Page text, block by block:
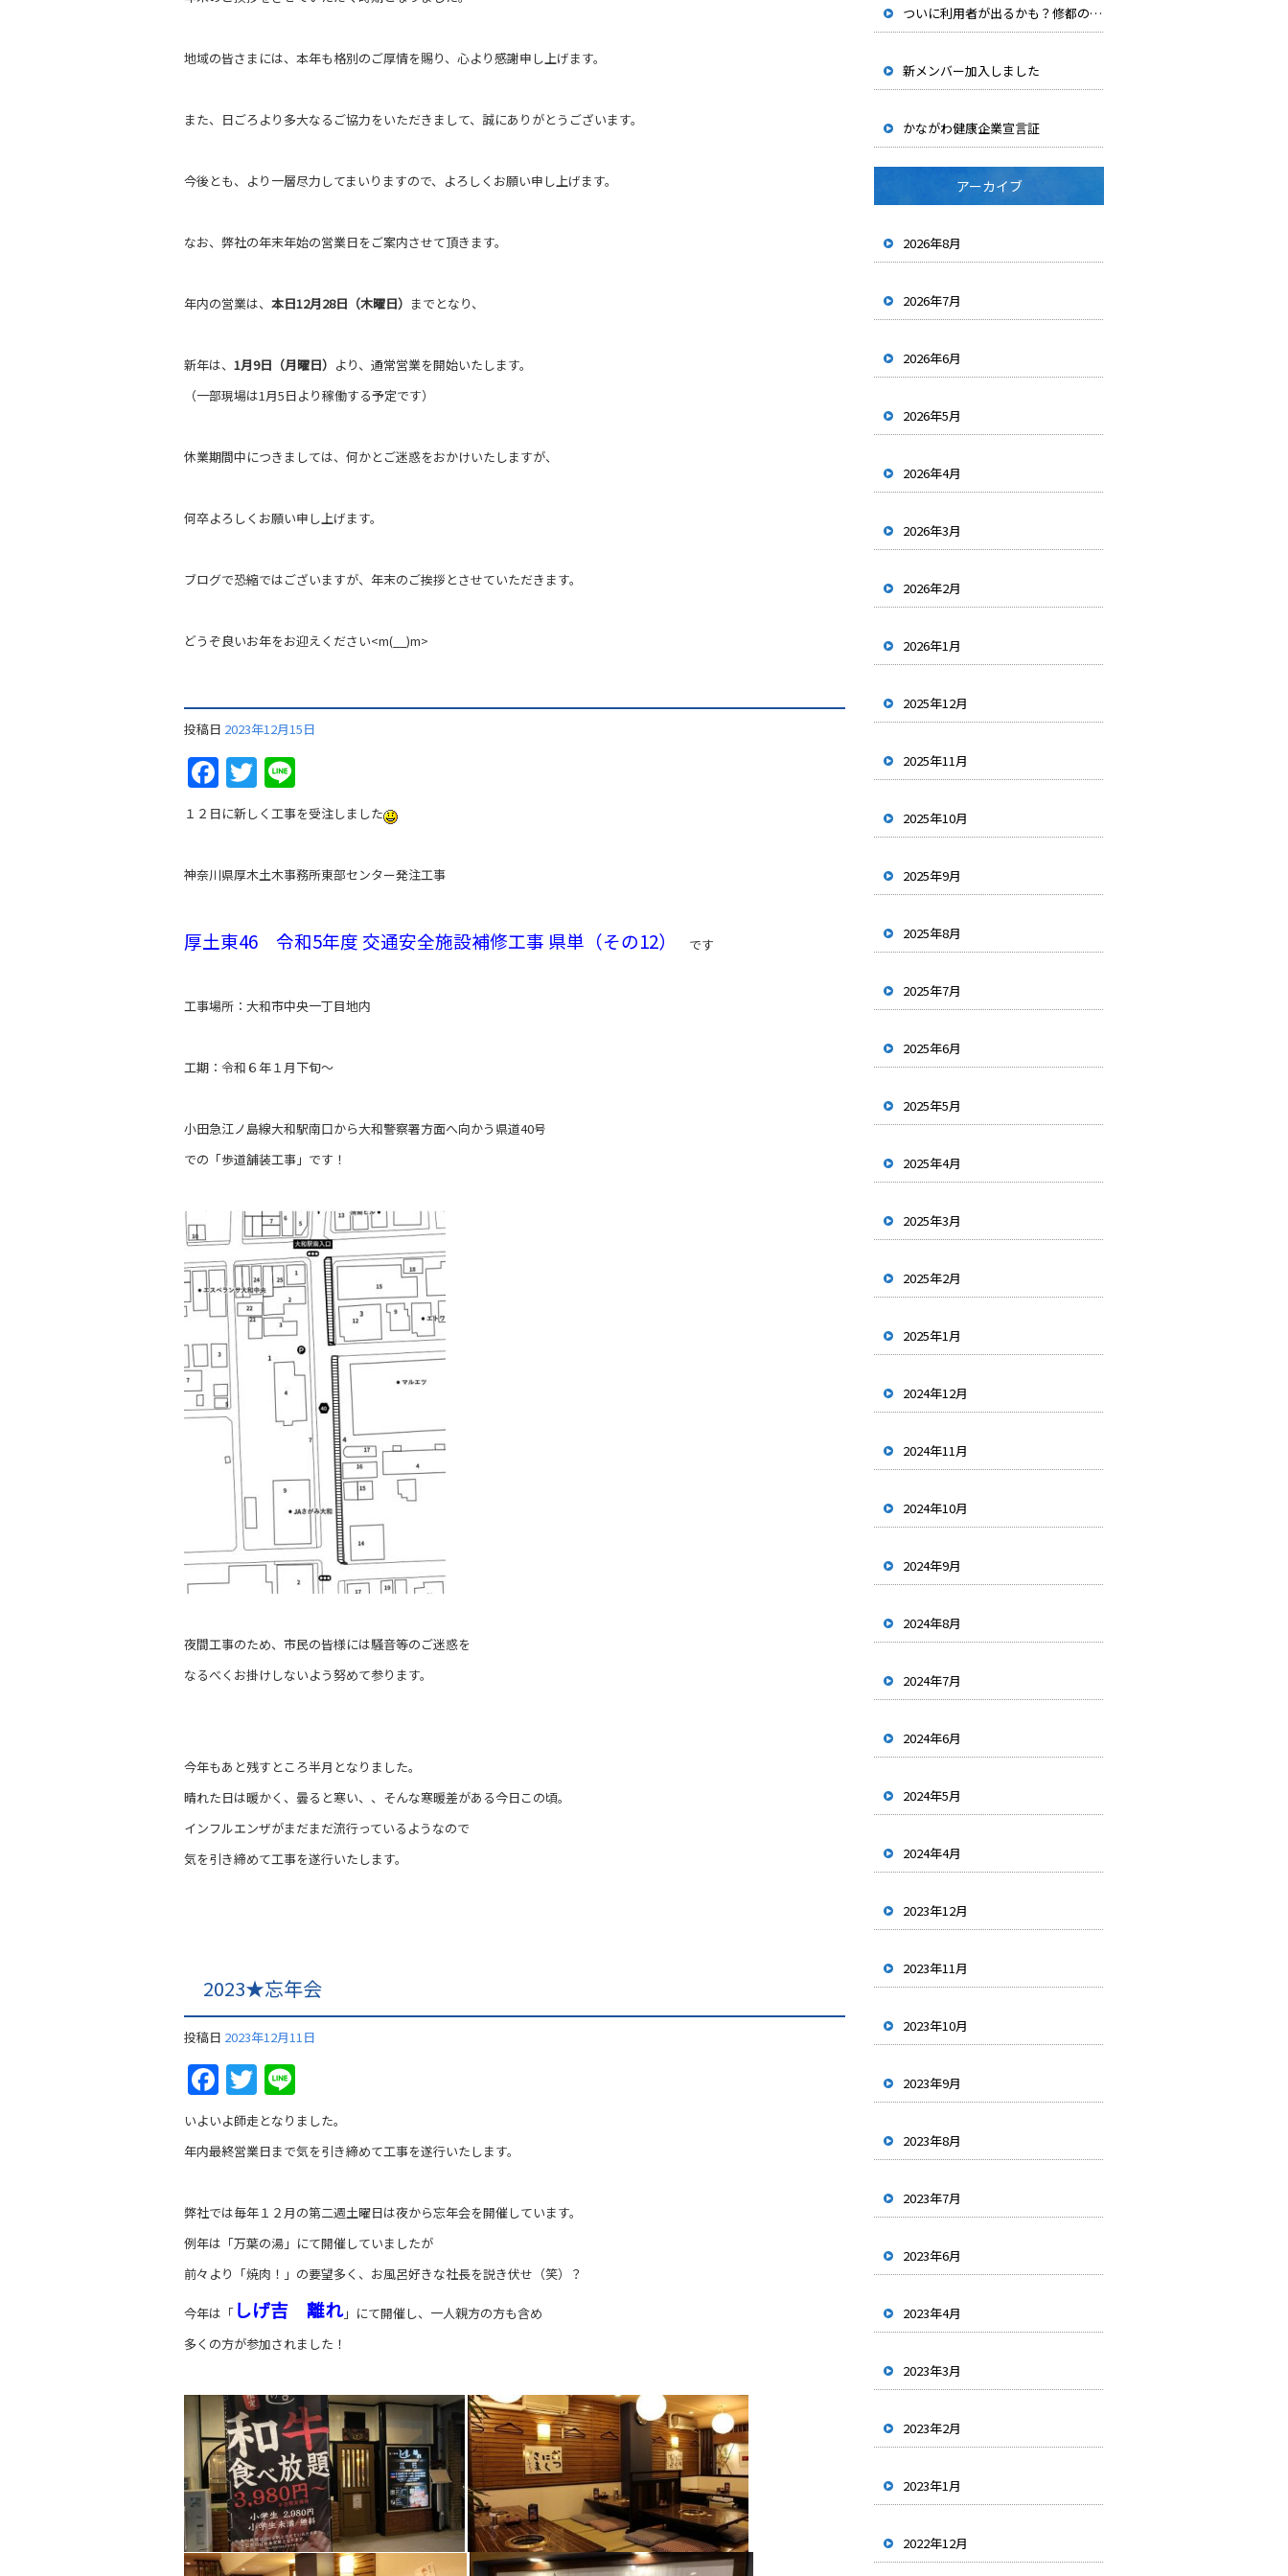
地域の皆さまには、本年も格別のご厚情を賜り、心より感謝申し上げます。
また、日ごろより多大なるご協力をいただきまして、誠にありがとうございます。
今後とも、より一層尽力してまいりますので、よろしくお願い申し上げます。
なお、弊社の年末年始の営業日をご案内させて頂きます。
年内の営業は、 本日12月28日（木曜日） までとなり、
新年は、 1月9日（月曜日） より、通常営業を開始いたします。
（一部現場は1月5日より稼働する予定です）
休業期間中につきましては、何かとご迷惑をおかけいたしますが、
何卒よろしくお願い申し上げます。
ブログで恐縮ではございますが、年末のご挨拶とさせていただきます。
どうぞ良いお年をお迎えください<m(__)m>
投稿日 2023年12月15日
Facebook
Twitter
１２日に新しく工事を受注しました
神奈川県厚木土木事務所東部センター発注工事
厚土東46 令和5年度 交通安全施設補修工事 県単（その12） です
工事場所：大和市中央一丁目地内
工期：令和６年１月下旬～
小田急江ノ島線大和駅南口から大和警察署方面へ向かう県道40号
での「歩道舗装工事」です！
夜間工事のため、市民の皆様には騒音等のご迷惑を
なるべくお掛けしないよう努めて参ります。
今年もあと残すところ半月となりました。
晴れた日は暖かく、曇ると寒い、、そんな寒暖差がある今日この頃。
インフルエンザがまだまだ流行っているようなので
気を引き締めて工事を遂行いたします。
2023★忘年会
投稿日 2023年12月11日
Facebook
Twitter
いよいよ師走となりました。
年内最終営業日まで気を引き締めて工事を遂行いたします。
弊社では毎年１２月の第二週土曜日は夜から忘年会を開催しています。
例年は「万葉の湯」にて開催していましたが
前々より「焼肉！」の要望多く、お風呂好きな社長を説き伏せ（笑）？
今年は「 しげ吉 離れ」にて開催し、一人親方の方も含め
多くの方が参加されました！
ついに利用者が出るかも？修都の「自分時間休暇制度」を紹介します
新メンバー加入しました
かながわ健康企業宣言証
アーカイブ
2026年8月
2026年7月
2026年6月
2026年5月
2026年4月
2026年3月
2026年2月
2026年1月
2025年12月
2025年11月
2025年10月
2025年9月
2025年8月
2025年7月
2025年6月
2025年5月
2025年4月
2025年3月
2025年2月
2025年1月
2024年12月
2024年11月
2024年10月
2024年9月
2024年8月
2024年7月
2024年6月
2024年5月
2024年4月
2023年12月
2023年11月
2023年10月
2023年9月
2023年8月
2023年7月
2023年6月
2023年4月
2023年3月
2023年2月
2023年1月
2022年12月